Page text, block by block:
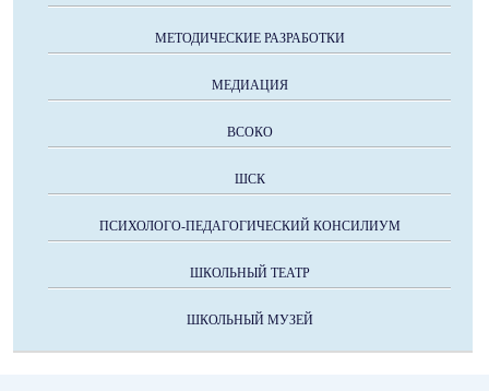
МЕТОДИЧЕСКИЕ РАЗРАБОТКИ
МЕДИАЦИЯ
ВСОКО
ШСК
ПСИХОЛОГО-ПЕДАГОГИЧЕСКИЙ КОНСИЛИУМ
ШКОЛЬНЫЙ ТЕАТР
ШКОЛЬНЫЙ МУЗЕЙ